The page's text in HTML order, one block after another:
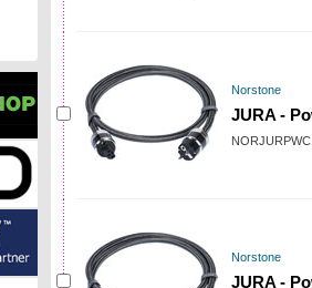
Norstone
JURA -
Norstone
JURA -